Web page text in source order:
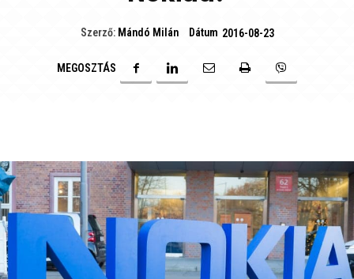
Szerző: Mándó Milán Dátum 2016-08-23
MEGOSZTÁS